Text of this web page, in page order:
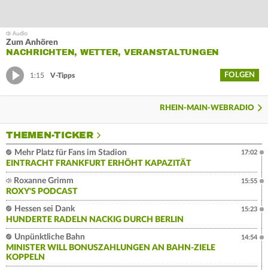
Zum Anhören
NACHRICHTEN, WETTER, VERANSTALTUNGEN
1:15 V-Tipps FOLGEN
RHEIN-MAIN-WEBRADIO
THEMEN-TICKER
Mehr Platz für Fans im Stadion
EINTRACHT FRANKFURT ERHÖHT KAPAZITÄT
17:02
Roxanne Grimm
ROXY'S PODCAST
15:55
Hessen sei Dank
HUNDERTE RADELN NACKIG DURCH BERLIN
15:23
Unpünktliche Bahn
MINISTER WILL BONUSZAHLUNGEN AN BAHN-ZIELE
KOPPELN
14:54